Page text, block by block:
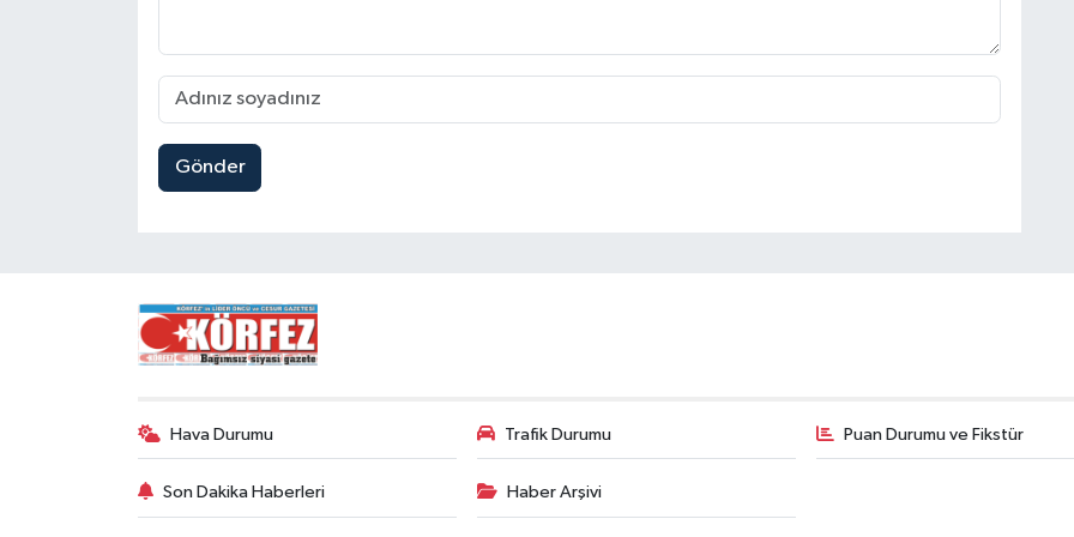
Gönder
Hava Durumu Trafik Durumu Puan Durumu ve Fikstür
Son Dakika Haberleri Haber Arşivi